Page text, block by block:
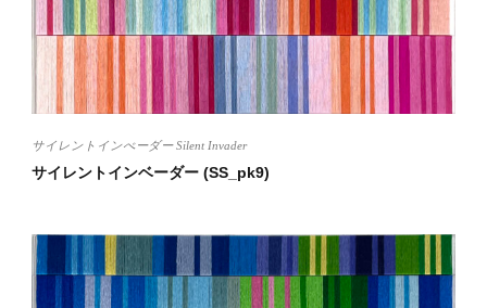
サイレントインべーダー Silent Invader
サイレントインベーダー (SS_pk9)